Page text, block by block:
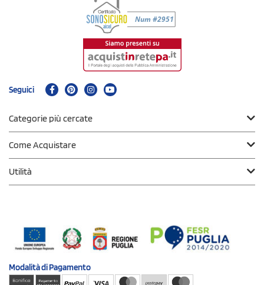
Seguici
Categorie più cercate
Come Acquistare
Utilità
Modalità diPagamento